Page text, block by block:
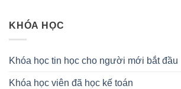
KHÓA HỌC
Khóa học tin học cho người mới bắt đầu
Khóa học viên đã học kế toán